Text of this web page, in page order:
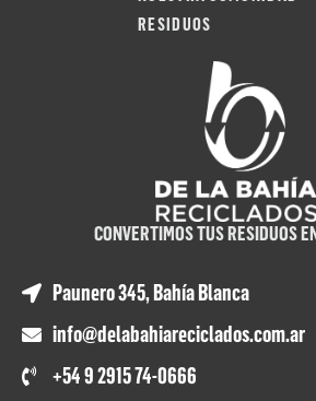
RESIDUOS
CONVERTIMOS TUS RESIDUOS
Paunero 345, Bahía Blanca
info@delabahiareciclados.com.ar
+54 9 2915 74-0666